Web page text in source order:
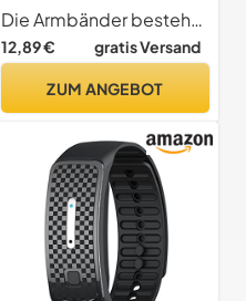
Armband gummibänder 20
stück
Die Armbänder bestehen aus hochwertigem und umweltfreundlichem Silikongel. Dieser hat fluoreszierende Partikel und kann im Dunkeln leuchten.
12,89 € gratis Versand
ZUM ANGEBOT